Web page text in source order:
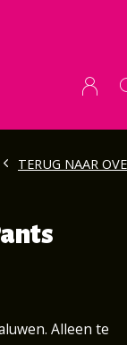
TERUG NAAR
Alleen te